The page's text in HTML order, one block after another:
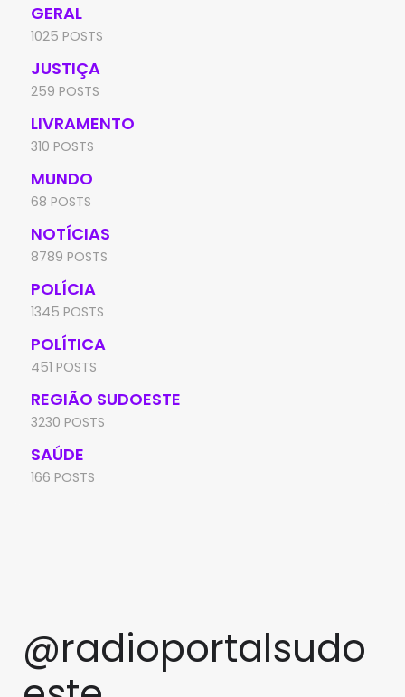
GERAL
1025 POSTS
JUSTIÇA
259 POSTS
LIVRAMENTO
310 POSTS
MUNDO
68 POSTS
NOTÍCIAS
8789 POSTS
POLÍCIA
1345 POSTS
POLÍTICA
451 POSTS
REGIÃO SUDOESTE
3230 POSTS
SAÚDE
166 POSTS
@radioportalsudo